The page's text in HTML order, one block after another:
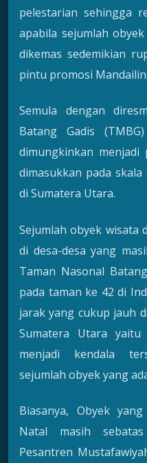
pelestarian sehingga
apabila sejumlah
dikemas sedemikian
pintu promosi
Semula dengan
Batang Gadis
dimungkinkan menjadi
dimasukkan pada
di Sumatera Utara.
Sejumlah obyek wisata
di desa-desa yang
Taman Nasonal
pada taman ke 42 di
jarak yang cukup jauh
Sumatera Utara
menjadi kendala
sejumlah obyek yang
Biasanya, Obyek
Natal masih
Pesantren